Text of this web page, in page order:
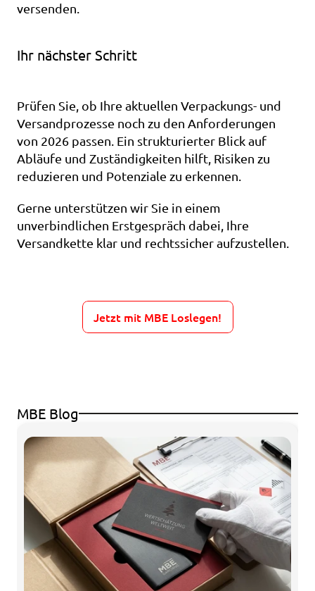
versenden.
Ihr nächster Schritt
Prüfen Sie, ob Ihre aktuellen Verpackungs- und
Versandprozesse noch zu den Anforderungen
von 2026 passen. Ein strukturierter Blick auf
Abläufe und Zuständigkeiten hilft, Risiken zu
reduzieren und Potenziale zu erkennen.
Gerne unterstützen wir Sie in einem
unverbindlichen Erstgespräch dabei, Ihre
Versandkette klar und rechtssicher aufzustellen.
Jetzt mit MBE Loslegen!
MBE Blog